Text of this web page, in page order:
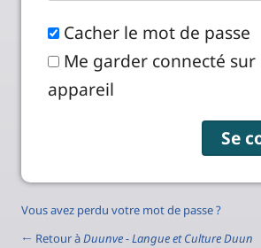
Cacher le mot de passe
Me garder connecté sur
appareil
Vous avez perdu votre mot de passe ?
← Retour àDuunve - Langue et Culture Duun